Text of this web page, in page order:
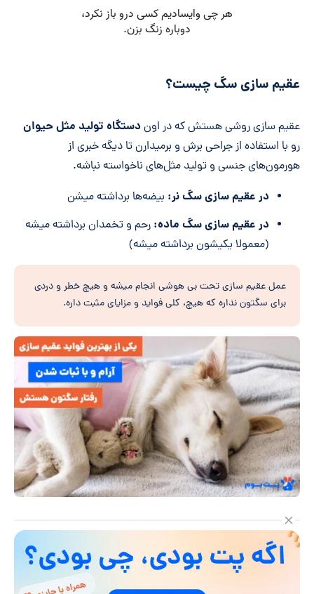
عقیم سازی سگ چیست؟
عقیم سازی روشی هستش که در اون دستگاه تولید مثل حیوان
رو با استفاده از جراحی برش و بر‌میدارن تا دیگه خبری از
هورمون‌های جنسی و تولید مثل‌های ناخواسته نباشه.
در عقیم سازی سگ نر: بیضه‌ها برداشته میشن
در عقیم سازی سگ ماده: رحم و تخمدان برداشته میشه
(معمولا یکیشون برداشته میشه)
عمل عقیم سازی تحت بی هوشی انجام میشه و هیچ خطر و دردی
برای سگتون نداره که هیچ، کلی فواید و مزایای مثبت داره.